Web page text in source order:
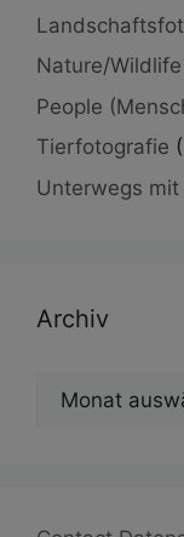
Nature/Wildlife
People
Tierfotografie
Unterwegs mit
Archiv
Archiv